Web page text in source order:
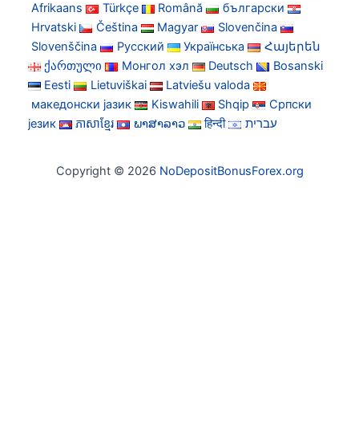
Afrikaans
Türkçe Română
български
Hrvatski
Čeština Magyar
Slovenčina
Slovenščina
Русский Українська
Հայերեն
ქართული
Монгол хэл Deutsch
Bosanski
Eesti
Lietuviškai
Latviešu valoda
македонски јазик
Kiswahili Shqip
Српски
језик
ភាសាខ្មែរ ພາສາລາວ हिन्दी עברית
Copyright © 2026 NoDepositBonusForex.org